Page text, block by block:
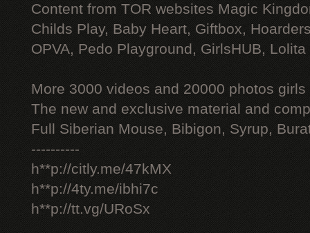
Content from TOR websites Magic
Childs Play, Baby Heart, Giftbox,
OPVA, Pedo Playground, GirlsHUB, Lolita
More 3000 videos and 20000 photos
The new and exclusive material and
Full Siberian Mouse, Bibigon, Syrup,
----------
h**p://citly.me/47kMX
h**p://4ty.me/ibhi7c
h**p://tt.vg/URoSx